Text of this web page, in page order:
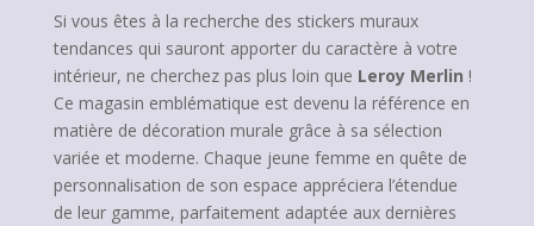
Si vous êtes à la recherche des stickers muraux
tendances qui sauront apporter du caractère à votre
intérieur, ne cherchez pas plus loin que Leroy Merlin !
Ce magasin emblématique est devenu la référence en
matière de décoration murale grâce à sa sélection
variée et moderne. Chaque jeune femme en quête de
personnalisation de son espace appréciera l’étendue
de leur gamme, parfaitement adaptée aux dernières